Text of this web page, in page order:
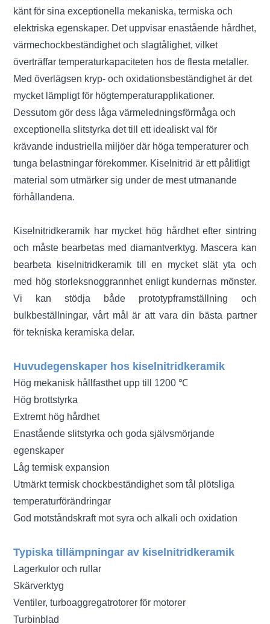
känt för sina exceptionella mekaniska, termiska och
elektriska egenskaper. Det uppvisar enastående hårdhet,
värmechockbeständighet och slagtålighet, vilket
överträffar temperaturkapaciteten hos de flesta metaller.
Med överlägsen kryp- och oxidationsbeständighet är det
mycket lämpligt för högtemperaturapplikationer.
Dessutom gör dess låga värmeledningsförmåga och
exceptionella slitstyrka det till ett idealiskt val för
krävande industriella miljöer där höga temperaturer och
tunga belastningar förekommer. Kiselnitrid är ett pålitligt
material som utmärker sig under de mest utmanande
förhållandena.
Kiselnitridkeramik har mycket hög hårdhet efter sintring
och måste bearbetas med diamantverktyg. Mascera kan
bearbeta kiselnitridkeramik till en mycket slät yta och
med hög storleksnoggrannhet enligt kundernas mönster.
Vi kan stödja både prototypframställning och
bulkbeställningar, vårt mål är att vara din bästa partner
för tekniska keramiska delar.
Huvudegenskaper hos kiselnitridkeramik
Hög mekanisk hållfasthet upp till 1200 ℃
Hög brottstyrka
Extremt hög hårdhet
Enastående slitstyrka och goda självsmörjande
egenskaper
Låg termisk expansion
Utmärkt termisk chockbeständighet som tål plötsliga
temperaturförändringar
God motståndskraft mot syra och alkali och oxidation
Typiska tillämpningar av kiselnitridkeramik
Lagerkulor och rullar
Skärverktyg
Ventiler, turboaggregatrotorer för motorer
Turbinblad